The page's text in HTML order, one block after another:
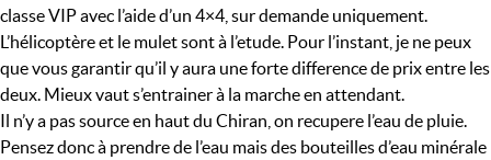
classe VIP avec l’aide d’un 4×4, sur demande uniquement.
L’hélicoptère et le mulet sont à l’etude. Pour l’instant, je ne peux
que vous garantir qu’il y aura une forte difference de prix entre les
deux. Mieux vaut s’entrainer à la marche en attendant.
Il n’y a pas source en haut du Chiran, on recupere l’eau de pluie.
Pensez donc à prendre de l’eau mais des bouteilles d’eau minérale